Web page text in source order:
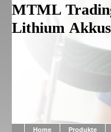
MTML
Lithium Akkus
Home Produkte